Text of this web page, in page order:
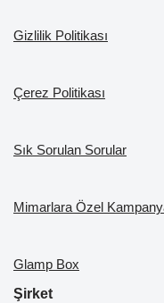
k
Gizlilik Politikası
Çerez Politikası
Sık Sorulan Sorular
Mimarlara Özel
Glamp Box
Şirket